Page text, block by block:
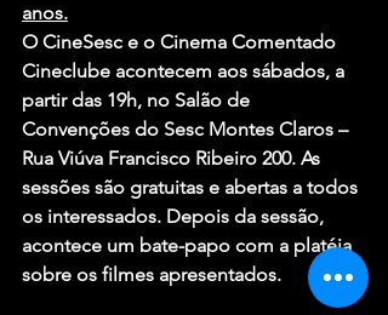
anos.
O CineSesc e o Cinema Comentado
Cineclube acontecem aos sábados, a
partir das 19h, no Salão de
Convenções do Sesc Montes Claros –
Rua Viúva Francisco Ribeiro 200. As
sessões são gratuitas e abertas a todos
os interessados. Depois da sessão,
acontece um bate-papo com a platéia
sobre os filmes apresentados.